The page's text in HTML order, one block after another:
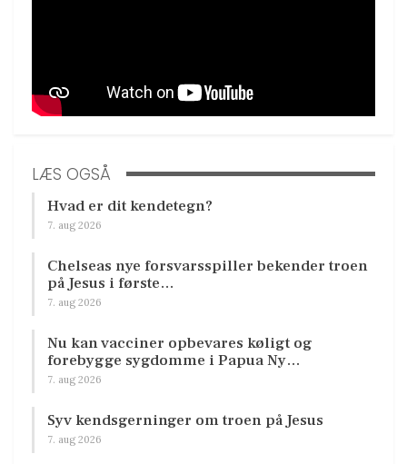
LÆS OGSÅ
Hvad er dit kendetegn?
7. aug 2026
Chelseas nye forsvarsspiller bekender troen
på Jesus i første…
7. aug 2026
Nu kan vacciner opbevares køligt og
forebygge sygdomme i Papua Ny…
7. aug 2026
Syv kendsgerninger om troen på Jesus
7. aug 2026